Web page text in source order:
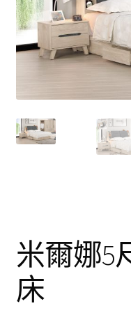
展示櫃&收納櫃
茶几
鞋櫃
電視櫃&長櫃
餐櫃&收納櫃
臥室系列
米爾娜5
床